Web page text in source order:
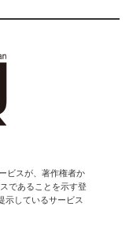
ビスが、著作権者か
であることを示す登
示しているサービス